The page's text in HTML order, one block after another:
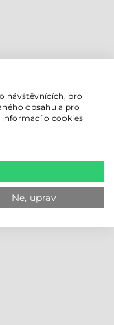
návštěvnících, pro
obsahu a pro
informací o cookies
Ne, uprav